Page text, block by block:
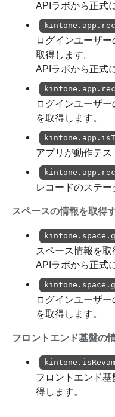
APIラボから正式
ログインユーザ
取得します。
APIラボから正式
ログインユーザ
を取得します。
アプリが動作テス
レコードのステー
スペースの情報を取得
スペース情報を取
APIラボから正式
ログインユーザ
を取得します。
フロントエンド基盤の
フロントエンド
得します。